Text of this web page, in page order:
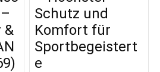
&
Schutz und
Komfort für
Sportbegeistert
e